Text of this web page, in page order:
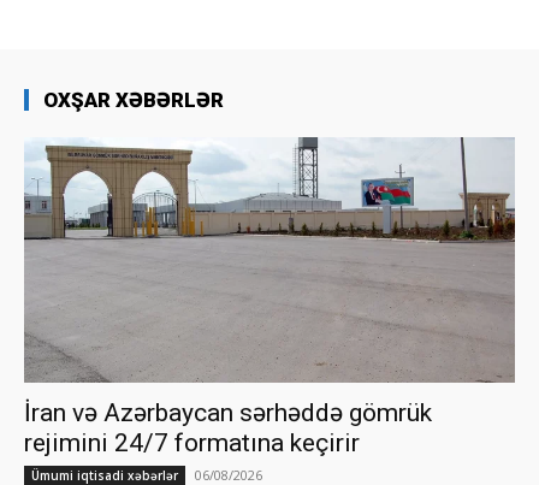
OXŞAR XƏBƏRLƏR
İran və Azərbaycan sərhəddə gömrük
rejimini 24/7 formatına keçirir
Ümumi iqtisadi xəbərlər 06/08/2026